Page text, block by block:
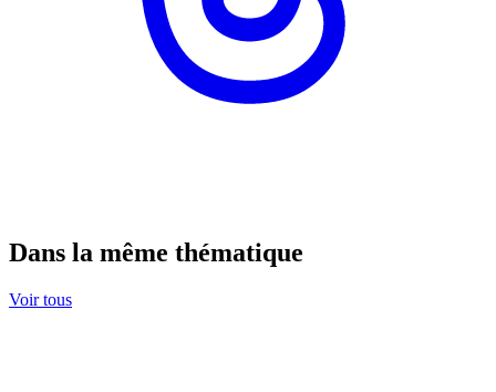
Dans la même thématique
Voir tous